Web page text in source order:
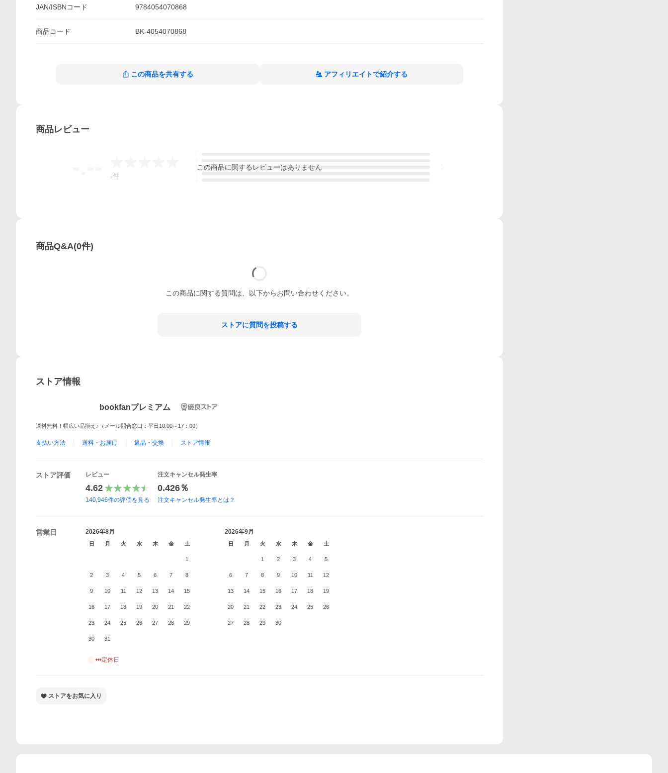
JAN/ISBNコード 9784054070868
商品コード BK-4054070868
この商品を共有する アフィリエイトで紹介する
商品レビュー
-件
この商品に関するレビューはありません
商品Q&A(0件)
この商品に関する質問は、以下からお問い合わせください。
ストアに質問を投稿する
ストア情報
bookfanプレミアム
送料無料！幅広い品揃え♪（メール問合窓口：平日10:00～17：00）
支払い方法 送料・お届け 返品・交換 ストア情報
ストア評価 レビュー
4.62
140,946件の評価を見る
注文キャンセル発生率
0.426％
注文キャンセル発生率とは？
営業日 2026年8月
日 月 火 水 木 金 土
1
2 3 4 5 6 7 8
9 10 11 12 13 14 15
16 17 18 19 20 21 22
23 24 25 26 27 28 29
30 31
2026年9月
日 月 火 水 木 金 土
1 2 3 4 5
6 7 8 9 10 11 12
13 14 15 16 17 18 19
20 21 22 23 24 25 26
27 28 29 30
•••定休日
ストアをお気に入り